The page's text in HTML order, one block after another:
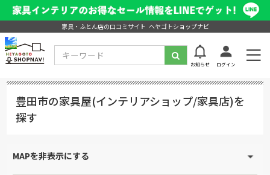
家具・ふとん店の口コミサイト ヘヤゴトショップナビ
お知らせ ログイン
豊田市の家具屋(インテリアショップ/家具店)を
探す